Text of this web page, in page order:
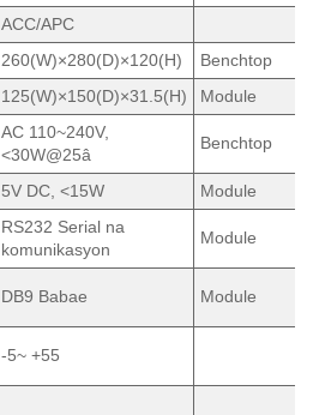
ACC/APC
260(W)×280(D)×120(H)
Benchtop
125(W)×150(D)×31.5(H)
Module
AC 110~240V,
<30W@25â
Benchtop
5V DC, <15W Module
RS232 Serial na
komunikasyon
Module
DB9 Babae Module
-5~ +55